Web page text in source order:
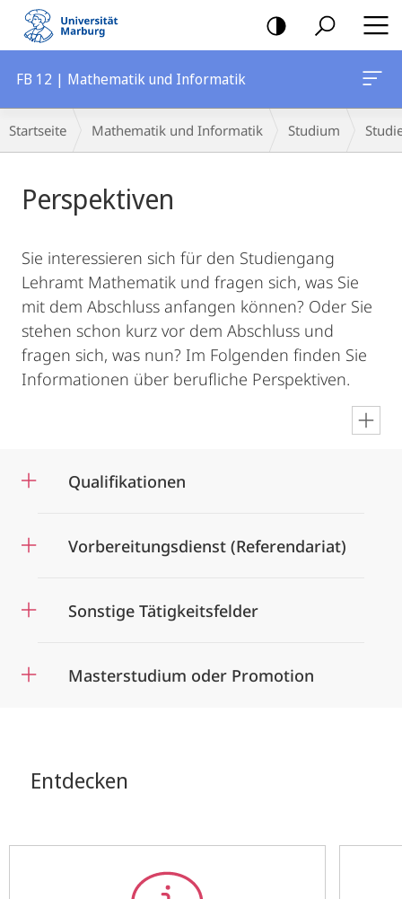
Mobile-
Navigation
FB 12 | Mathematik und Informatik
Breadcrumb-
Navigation
Startseite Mathematik und Informatik Studium
Perspektiven
Sie interessieren sich für den Studiengang
Lehramt Mathematik und fragen sich, was Sie
mit dem Abschluss anfangen können? Oder Sie
stehen schon kurz vor dem Abschluss und
fragen sich, was nun? Im Folgenden finden Sie
Informationen über berufliche Perspektiven.
Qualifikationen
Vorbereitungsdienst (Referendariat)
Sonstige Tätigkeitsfelder
Masterstudium oder Promotion
Entdecken